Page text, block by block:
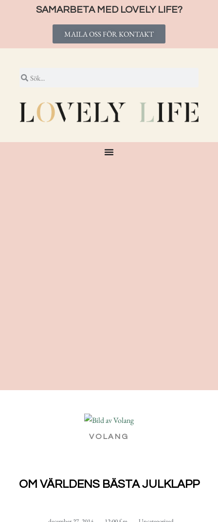
SAMARBETA MED LOVELY LIFE?
MAILA OSS FÖR KONTAKT
VOLANG
OM VÄRLDENS BÄSTA JULKLAPP